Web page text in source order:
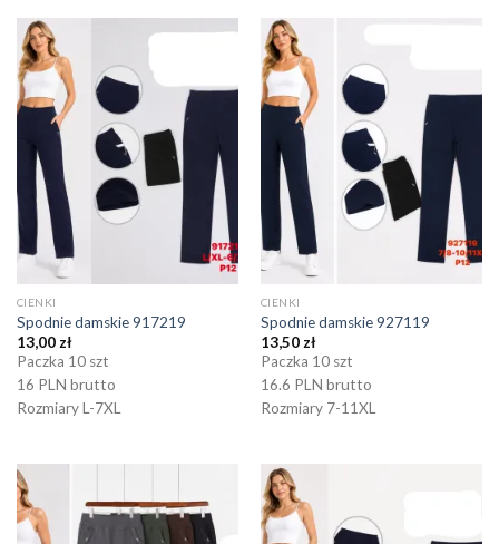
CIENKI
Spodnie damskie 917219
13,00 zł
Paczka 10 szt
16 PLN brutto
Rozmiary L-7XL
CIENKI
Spodnie damskie 927119
13,50 zł
Paczka 10 szt
16.6 PLN brutto
Rozmiary 7-11XL